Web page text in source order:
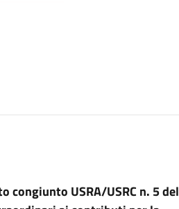
congiunto USRA/USRC n. 5 del